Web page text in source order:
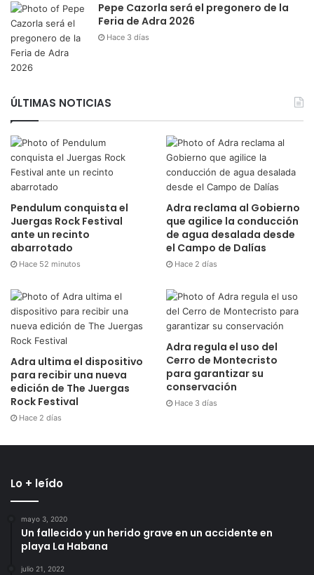
Pepe Cazorla será el pregonero de la
Feria de Adra 2026
Hace 3 días
ÚLTIMAS NOTICIAS
Pendulum conquista el
Juergas Rock Festival
ante un recinto
abarrotado
Hace 52 minutos
Adra reclama al Gobierno
que agilice la conducción
de agua desalada desde
el Campo de Dalías
Hace 2 días
Adra ultima el dispositivo
para recibir una nueva
edición de The Juergas
Rock Festival
Hace 2 días
Adra regula el uso del
Cerro de Montecristo
para garantizar su
conservación
Hace 3 días
Lo + leído
mayo 3, 2020
Un fallecido y un herido grave en un accidente en
playa La Habana
julio 21, 2022